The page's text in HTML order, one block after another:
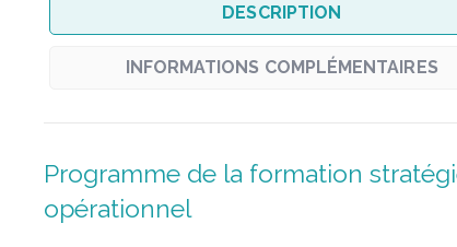
DESCRIPTION
INFORMATIONS COMPLÉMENTAIRES
Programme de la formation
opérationnel